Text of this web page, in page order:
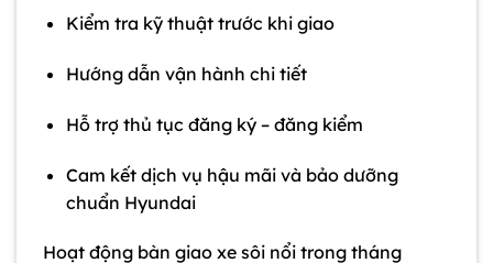
Kiểm tra kỹ thuật trước khi giao
Hướng dẫn vận hành chi tiết
Hỗ trợ thủ tục đăng ký – đăng kiểm
Cam kết dịch vụ hậu mãi và bảo dưỡng
chuẩn Hyundai
Hoạt động bàn giao xe sôi nổi trong tháng